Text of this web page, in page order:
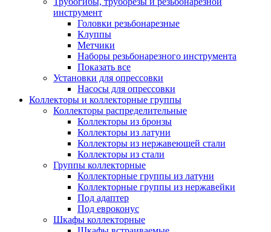
инструмент
Головки резьбонарезные
Клуппы
Метчики
Наборы резьбонарезного инструмента
Показать все
Установки для опрессовки
Насосы для опрессовки
Коллекторы и коллекторные группы
Коллекторы распределительные
Коллекторы из бронзы
Коллекторы из латуни
Коллекторы из нержавеющей стали
Коллекторы из стали
Группы коллекторные
Коллекторные группы из латуни
Коллекторные группы из нержавейки
Под адаптер
Под евроконус
Шкафы коллекторные